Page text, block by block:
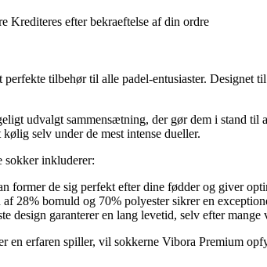
Krediteres efter bekraeftelse af din ordre
tilbehør til alle padel-entusiaster.
udvalgt sammensætning, der gør dem i stand
selv under de mest intense dueller.
sokker inkluderer:
former de sig perfekt efter dine fødder og giver
28% bomuld og 70% polyester sikrer en
design garanterer en lang levetid, selv efter mange
en erfaren spiller, vil sokkerne Vibora Premium